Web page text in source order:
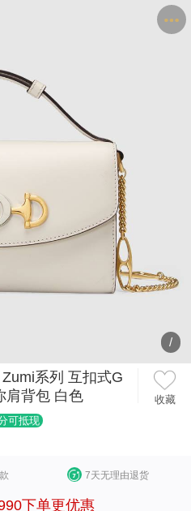
/
系列 互扣式G
肩背包 白色
收藏
可抵现
7天无理由退货
下单更优惠